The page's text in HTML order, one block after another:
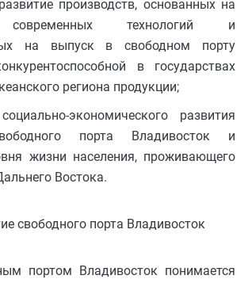
производств, основанных на
современных технологий и
на выпуск в свободном порту
в государствах
региона продукции;
экономического развития
порта Владивосток и
жизни населения, проживающего
Востока.
свободного порта Владивосток
портом Владивосток понимается